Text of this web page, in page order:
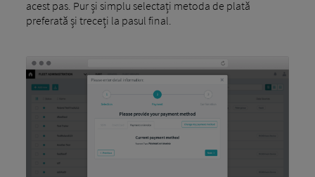
acest pas. Pur și simplu selectați metoda de plată
preferată și treceți la pasul final.